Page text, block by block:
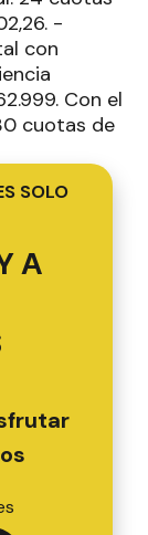
-
con
Con el
cuotas de
SOLO
A